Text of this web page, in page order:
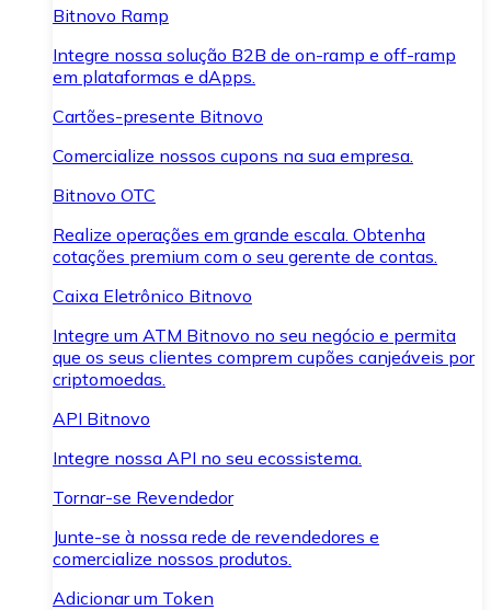
Bitnovo Ramp
Integre nossa solução B2B de on-ramp e off-ramp
em plataformas e dApps.
Cartões-presente Bitnovo
Comercialize nossos cupons na sua empresa.
Bitnovo OTC
Realize operações em grande escala. Obtenha
cotações premium com o seu gerente de contas.
Caixa Eletrônico Bitnovo
Integre um ATM Bitnovo no seu negócio e permita
que os seus clientes comprem cupões canjeáveis por
criptomoedas.
API Bitnovo
Integre nossa API no seu ecossistema.
Tornar-se Revendedor
Junte-se à nossa rede de revendedores e
comercialize nossos produtos.
Adicionar um Token